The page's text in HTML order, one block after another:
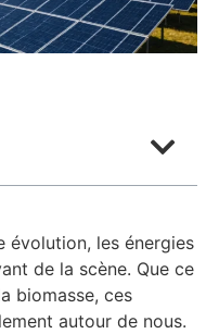
évolution, les énergies
de la scène. Que ce
biomasse, ces
autour de nous.